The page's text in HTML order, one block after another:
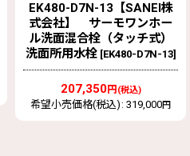
EK480-D7N-13【SANEI株
式会社】 サーモワンホー
ル洗面混合栓（タッチ式）
洗面所用水栓 [EK480-D7N-13]
207,350円 (税込)
希望小売価格(税込) : 319,000円